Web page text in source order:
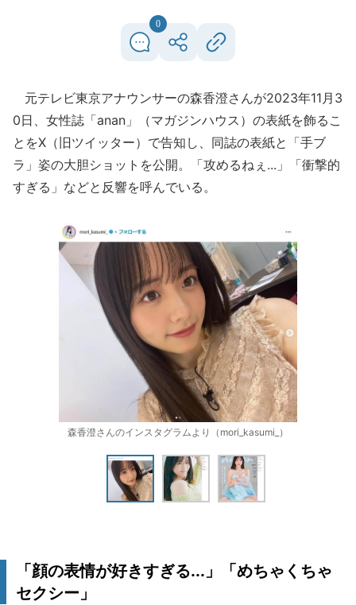
0
元テレビ東京アナウンサーの森香澄さんが2023年11月3
0日、女性誌「anan」（マガジンハウス）の表紙を飾るこ
とをX（旧ツイッター）で告知し、同誌の表紙と「手ブ
ラ」姿の大胆ショットを公開。「攻めるねぇ...」「衝撃的
すぎる」などと反響を呼んでいる。
森香澄さんのインスタグラムより（mori_kasumi_）
「顔の表情が好きすぎる...」「めちゃくちゃ
セクシー」